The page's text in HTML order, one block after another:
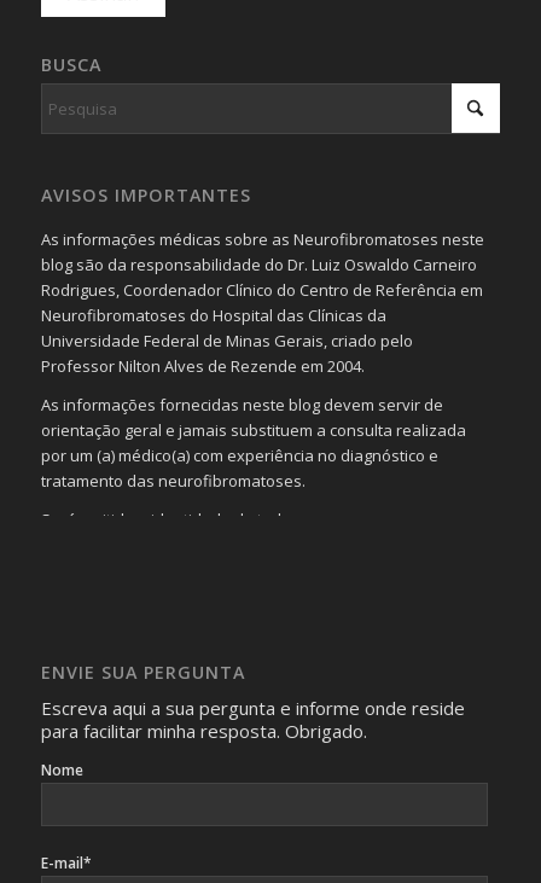
BUSCA
AVISOS IMPORTANTES
As informações médicas sobre as Neurofibromatoses neste
blog são da responsabilidade do Dr. Luiz Oswaldo Carneiro
Rodrigues, Coordenador Clínico do Centro de Referência em
Neurofibromatoses do Hospital das Clínicas da
Universidade Federal de Minas Gerais, criado pelo
Professor Nilton Alves de Rezende em 2004.
As informações fornecidas neste blog devem servir de
orientação geral e jamais substituem a consulta realizada
por um (a) médico(a) com experiência no diagnóstico e
tratamento das neurofibromatoses.
Será omitida a identidade de todas as pessoas que
identificação da pessoa fotografada.
ENVIE SUA PERGUNTA
Escreva aqui a sua pergunta e informe onde reside
para facilitar minha resposta. Obrigado.
Nome
E-mail*